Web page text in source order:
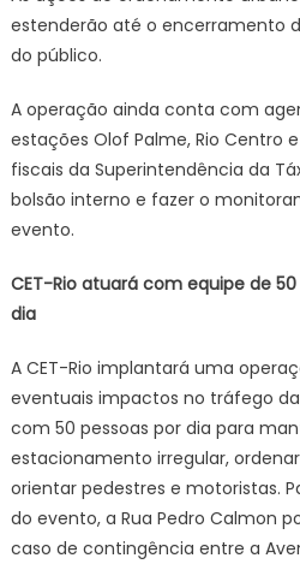
estenderão até o encerramento
do público.
A operação ainda conta com
estações Olof Palme, Rio Centro
fiscais da Superintendência da
bolsão interno e fazer o
evento.
CET-Rio atuará com equipe de
dia
A CET-Rio implantará uma
eventuais impactos no tráfego
com 50 pessoas por dia para
estacionamento irregular,
orientar pedestres e motoristas.
do evento, a Rua Pedro Calmon
caso de contingência entre a